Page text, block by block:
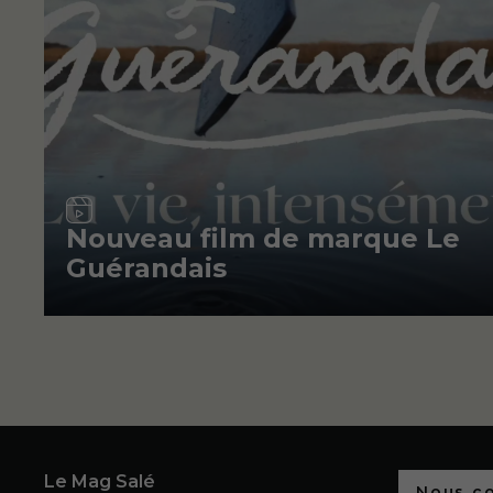
Vidéo
Nouveau film de marque Le
Guérandais
Le Mag Salé